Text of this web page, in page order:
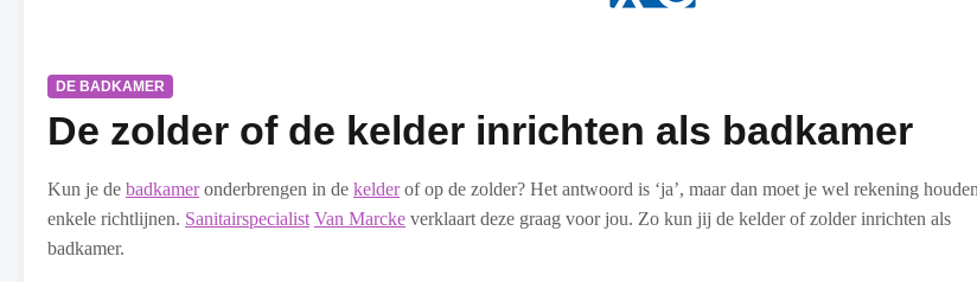
DE BADKAMER
De zolder of de kelder inrichten als badkamer
Kun je de badkameronderbrengen in de kelderof op de zolder? Het antwoord is ‘ja’, maar dan moet je wel rekening
enkele richtlijnen. Sanitairspecialist Van Marcke verklaart deze graag voor jou. Zo kun jij de kelder of zolder inrichten als
badkamer.